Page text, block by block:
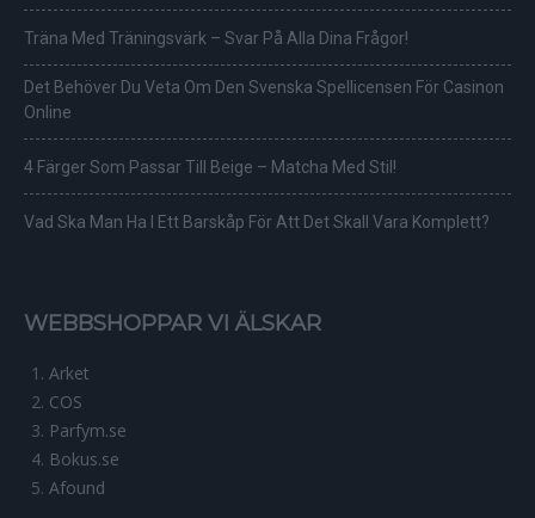
Träna Med Träningsvärk – Svar På Alla Dina Frågor!
Det Behöver Du Veta Om Den Svenska Spellicensen För Casinon
Online
4 Färger Som Passar Till Beige – Matcha Med Stil!
Vad Ska Man Ha I Ett Barskåp För Att Det Skall Vara Komplett?
WEBBSHOPPAR VI ÄLSKAR
Arket
COS
Parfym.se
Bokus.se
Afound